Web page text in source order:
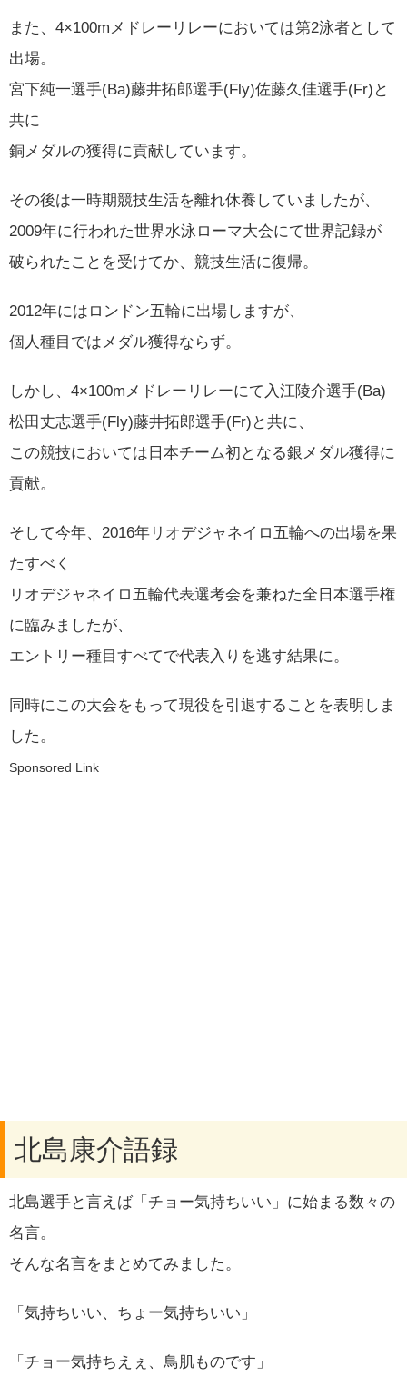
また、4×100mメドレーリレーにおいては第2泳者として
出場。
宮下純一選手(Ba)藤井拓郎選手(Fly)佐藤久佳選手(Fr)と
共に
銅メダルの獲得に貢献しています。
その後は一時期競技生活を離れ休養していましたが、
2009年に行われた世界水泳ローマ大会にて世界記録が
破られたことを受けてか、競技生活に復帰。
2012年にはロンドン五輪に出場しますが、
個人種目ではメダル獲得ならず。
しかし、4×100mメドレーリレーにて入江陵介選手(Ba)
松田丈志選手(Fly)藤井拓郎選手(Fr)と共に、
この競技においては日本チーム初となる銀メダル獲得に
貢献。
そして今年、2016年リオデジャネイロ五輪への出場を果
たすべく
リオデジャネイロ五輪代表選考会を兼ねた全日本選手権
に臨みましたが、
エントリー種目すべてで代表入りを逃す結果に。
同時にこの大会をもって現役を引退することを表明しま
した。
Sponsored Link
北島康介語録
北島選手と言えば「チョー気持ちいい」に始まる数々の
名言。
そんな名言をまとめてみました。
「気持ちいい、ちょー気持ちいい」
「チョー気持ちえぇ、鳥肌ものです」